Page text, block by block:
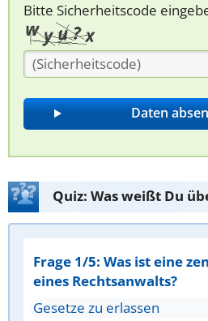
Bitte Sicherheitscode
Quiz: Was weißt Du
Frage 1/5: Was ist eine
eines Rechtsanwalts?
Gesetze zu erlassen